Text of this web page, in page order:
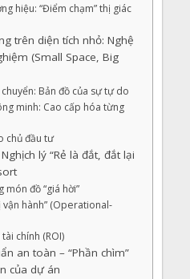
hiệu: “Điểm chạm” thị giác
trên diện tích nhỏ: Nghệ
(Small Space, Big
Bản đồ của sự tự do
minh: Cao cấp hóa từng
chủ đầu tư
lý “Rẻ là đắt, đắt lại
món đồ “giá hời”
vận hành” (Operational-
chính (ROI)
an toàn – “Phần chìm”
của dự án